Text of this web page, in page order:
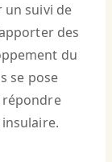
un suivi de
des
du
se pose
répondre